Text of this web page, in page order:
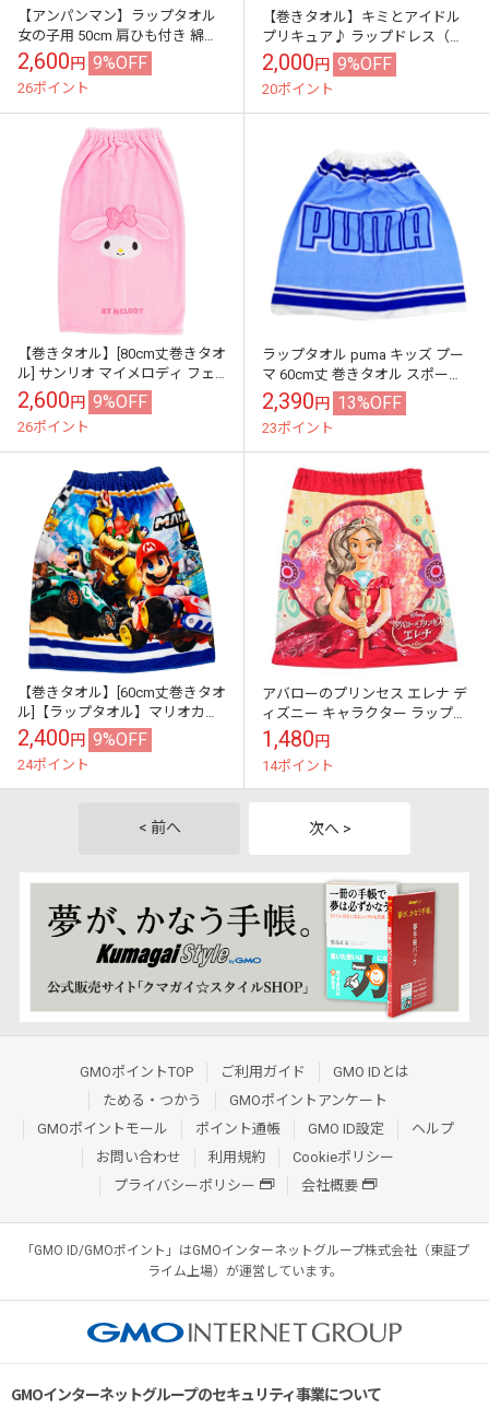
【アンパンマン】ラップタオル
女の子用 50cm 肩ひも付き 綿
100% ドレスタオル プールタオ
ル バスラップ ビーチタオル
2,600円 9%OFF
26ポイント
【巻きタオル】キミとアイドル
プリキュア♪ ラップドレス（変
身ドレス風） 昇華転写プリント
約60×110cm ラップタオル
2,000円 9%OFF
20ポイント
【巻きタオル】[80cm丈巻きタオ
ル] サンリオ マイメロディ フェ
イス マイクロマキシタオル ラッ
プタオル キッズ Sanrio
2,600円 9%OFF
26ポイント
ラップタオル puma キッズ プー
マ 60cm丈 巻きタオル スポーツ
ブランド プールタオル ラップバ
スタオル PUMA-22...
2,390円 13%OFF
23ポイント
【巻きタオル】[60cm丈巻きタオ
ル]【ラップタオル】マリオカー
ト ワールド 3D柄 インクジェッ
ト 綿100％ 巻きタオル60...
2,400円 9%OFF
24ポイント
アバローのプリンセス エレナ デ
ィズニー キャラクター ラップタ
オル 60cm丈 巻きタオル プール
タオル 丸眞 37908
1,480円
14ポイント
< 前へ 次へ >
GMOポイントTOP ご利用ガイド
GMO IDとは
ためる・つかう
GMOポイントアンケート
GMOポイントモール
ポイント通帳 GMO ID設定
ヘルプ
お問い合わせ
利用規約
Cookieポリシー
プライバシーポリシー
会社概要
「GMO ID/GMOポイント」はGMOインターネットグループ株式会社（東証プ
ライム上場）が運営しています。
GMOインターネットグループのセキュリティ事業について